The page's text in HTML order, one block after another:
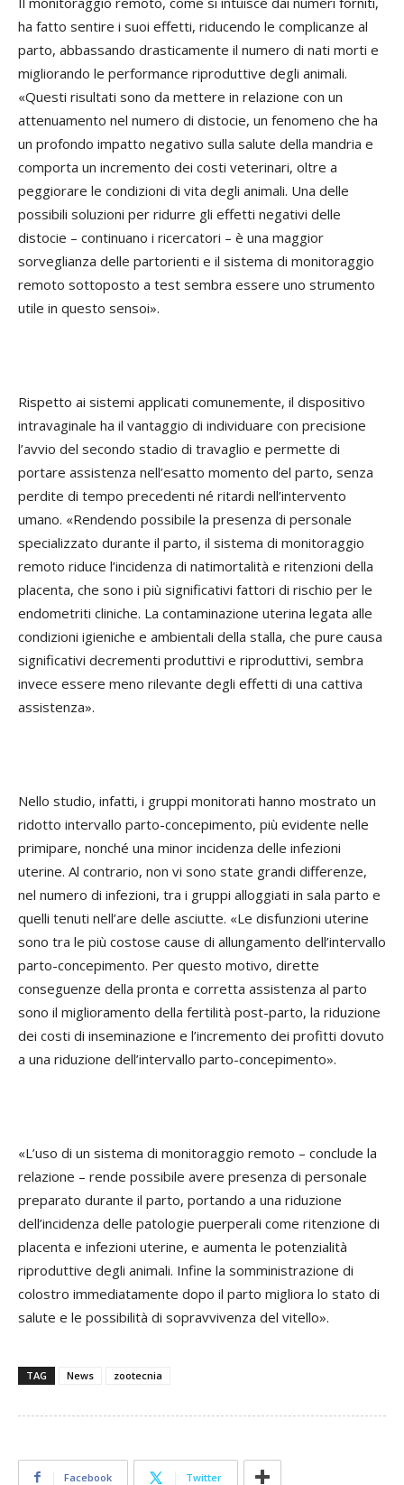
ha fatto sentire i suoi effetti, riducendo le complicanze al
parto, abbassando drasticamente il numero di nati morti e
migliorando le performance riproduttive degli animali.
«Questi risultati sono da mettere in relazione con un
attenuamento nel numero di distocie, un fenomeno che ha
un profondo impatto negativo sulla salute della mandria e
comporta un incremento dei costi veterinari, oltre a
peggiorare le condizioni di vita degli animali. Una delle
possibili soluzioni per ridurre gli effetti negativi delle
distocie – continuano i ricercatori – è una maggior
sorveglianza delle partorienti e il sistema di monitoraggio
remoto sottoposto a test sembra essere uno strumento
utile in questo sensoi».
Rispetto ai sistemi applicati comunemente, il dispositivo
intravaginale ha il vantaggio di individuare con precisione
l’avvio del secondo stadio di travaglio e permette di
portare assistenza nell’esatto momento del parto, senza
perdite di tempo precedenti né ritardi nell’intervento
umano. «Rendendo possibile la presenza di personale
specializzato durante il parto, il sistema di monitoraggio
remoto riduce l’incidenza di natimortalità e ritenzioni della
placenta, che sono i più significativi fattori di rischio per le
endometriti cliniche. La contaminazione uterina legata alle
condizioni igieniche e ambientali della stalla, che pure causa
significativi decrementi produttivi e riproduttivi, sembra
invece essere meno rilevante degli effetti di una cattiva
assistenza».
Nello studio, infatti, i gruppi monitorati hanno mostrato un
ridotto intervallo parto-concepimento, più evidente nelle
primipare, nonché una minor incidenza delle infezioni
uterine. Al contrario, non vi sono state grandi differenze,
nel numero di infezioni, tra i gruppi alloggiati in sala parto e
quelli tenuti nell’are delle asciutte. «Le disfunzioni uterine
sono tra le più costose cause di allungamento dell’intervallo
parto-concepimento. Per questo motivo, dirette
conseguenze della pronta e corretta assistenza al parto
sono il miglioramento della fertilità post-parto, la riduzione
dei costi di inseminazione e l’incremento dei profitti dovuto
a una riduzione dell’intervallo parto-concepimento».
«L’uso di un sistema di monitoraggio remoto – conclude la
relazione – rende possibile avere presenza di personale
preparato durante il parto, portando a una riduzione
dell’incidenza delle patologie puerperali come ritenzione di
placenta e infezioni uterine, e aumenta le potenzialità
riproduttive degli animali. Infine la somministrazione di
colostro immediatamente dopo il parto migliora lo stato di
salute e le possibilità di sopravvivenza del vitello».
TAG News zootecnia
Facebook Twitter